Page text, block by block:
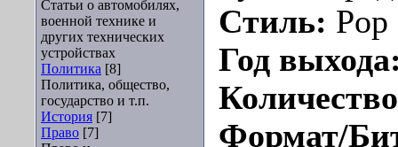
Статьи о автомобилях,
военной технике и
других технических
устройствах
Политика [8]
Политика, общество,
государство и т.п.
История [7]
Право [7]
Стиль: Pop
Год
Формат/